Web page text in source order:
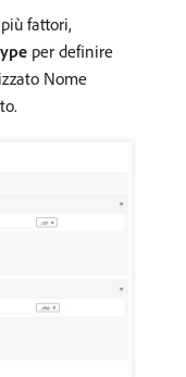
fattori,
per definire
Nome